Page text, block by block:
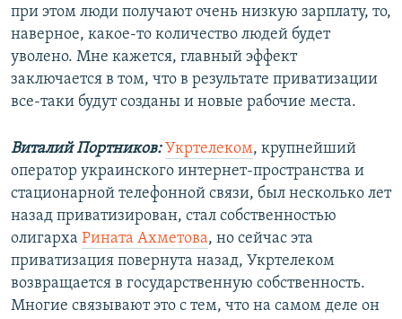
при этом люди получают очень низкую зарплату, то,
наверное, какое-то количество людей будет
уволено. Мне кажется, главный эффект
заключается в том, что в результате приватизации
все-таки будут созданы и новые рабочие места.
Виталий Портников: Укртелеком, крупнейший
оператор украинского интернет-пространства и
стационарной телефонной связи, был несколько лет
назад приватизирован, стал собственностью
олигарха Рината Ахметова, но сейчас эта
приватизация повернута назад, Укртелеком
возвращается в государственную собственность.
Многие связывают это с тем, что на самом деле он